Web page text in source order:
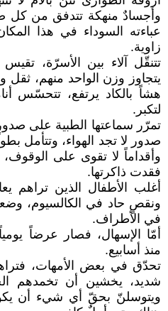
وأجسادٌ منهكة تتدفق من كل
عباءته السوداء في هذا
زاوية.
تتنقّل آلاء بين الأسرّة،
يتجاوز وزن الواحد منهم،
هشاً بالكاد يرتفع، تتحسّس
لتكبر.
تمرّر سماعتها الطبية على
صدور لا تجد الهواء، وتتأمل
وأقداماً لا تقوى على الوقوف،
فقدت ذاكرتها.
أغلب الأطفال الذين تراهم
ونقصٍ حاد في الكالسيوم،
في الأطراف.
أمّا الإسهال، فصار عرضاً
منذ أسابيع.
تحدّق في بعض الأمهات،
شديد، يخشين أن تخمدهم
ويتوسلنّ بحقّ أي شيء أن